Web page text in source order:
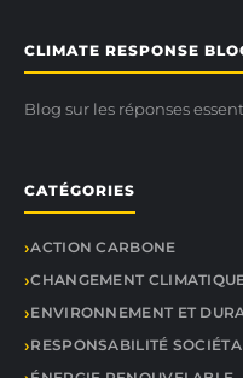
CLIMATE RESPONSE
Blog sur les réponses
CATÉGORIES
ACTION CARBONE
CHANGEMENT
ENVIRONNEMENT ET
RESPONSABILITÉ